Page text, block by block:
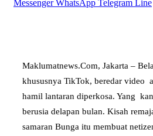
Messenger WhatsApp Telegram Line
Maklumatnews.Com, Jakarta –
khususnya TikTok, beredar video
hamil lantaran diperkosa. Yang
berusia delapan bulan. Kisah
samaran Bunga itu membuat